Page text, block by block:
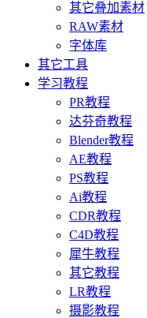
其它叠加素材
RAW素材
字体库
其它工具
学习教程
PR教程
达芬奇教程
Blender教程
AE教程
PS教程
Ai教程
CDR教程
C4D教程
犀牛教程
其它教程
LR教程
摄影教程